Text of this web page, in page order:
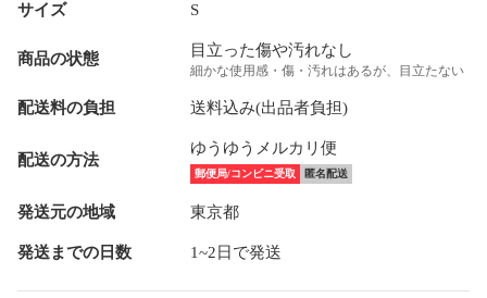
サイズ S
商品の状態 目立った傷や汚れなし
細かな使用感・傷・汚れはあるが、目立たない
配送料の負担 送料込み(出品者負担)
配送の方法
ゆうゆうメルカリ便
郵便局/コンビニ受取 匿名配送
発送元の地域 東京都
発送までの日数 1~2日で発送